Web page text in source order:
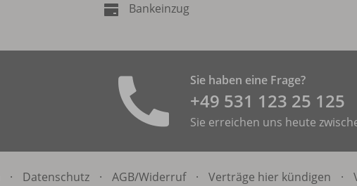
Bankeinzug
Sie haben eine Frage?
+49 531 ­123 25 125
Sie erreichen uns heute
· Datenschutz · AGB/Widerruf · Verträge hier kündigen ·